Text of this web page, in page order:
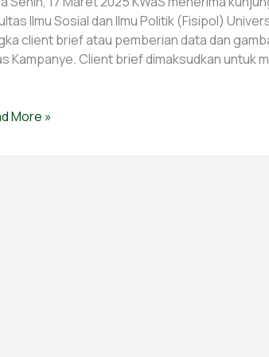
Ilmu Sosial dan Ilmu Politik (Fisipol)
client brief atau pemberian data dan
Kampanye. Client brief dimaksudkan
More »